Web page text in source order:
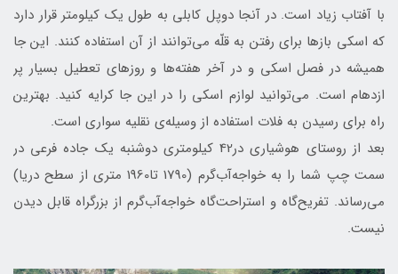
با آفتاب زیاد است. در آنجا دوپل کابلی به طول یک کیلومتر قرار دارد
که اسکی باز‌ها برای رفتن به قلّه می‌توانند از آن استفاده کنند. این جا
همیشه در فصل اسکی و در آخر هفته‌ها و روز‌های تعطیل بسیار پر
ازدهام است. می‌توانید لوازم اسکی را در این جا کرایه کنید. بهترین
راه برای رسیدن به فلات استفاده از وسیله‌ی نقليه سواري است.
بعد از روستای هوشیاری در42 کیلومتری دوشنبه یک جاده فرعي در
سمت چپ شما را به خواجه‌آب‌گرم (1790 تا1960 متری از سطح دریا)
مي‌رساند. تفریح‌گاه و استراحت‌گاه خواجه‌آب‌گرم از بزرگراه قابل دیدن
نیست.